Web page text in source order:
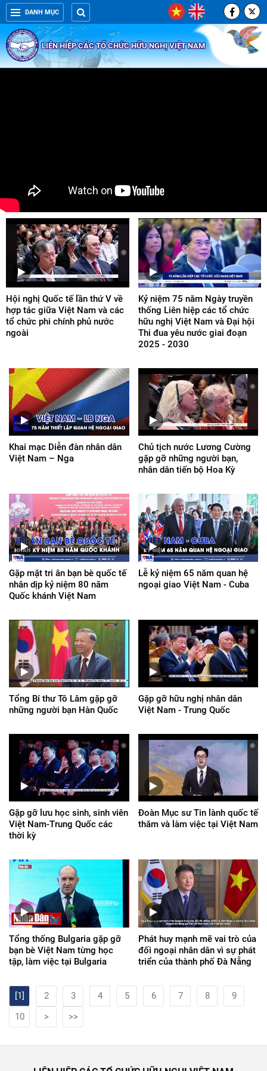
DANH MỤC
LIÊN HIỆP CÁC TỔ CHỨC HỮU NGHỊ VIỆT NAM
Hội nghị Quốc tế lần thứ V về
hợp tác giữa Việt Nam và các
tổ chức phi chính phủ nước
ngoài
Kỷ niệm 75 năm Ngày truyền
thống Liên hiệp các tổ chức
hữu nghị Việt Nam và Đại hội
Thi đua yêu nước giai đoạn
2025 - 2030
Khai mạc Diễn đàn nhân dân
Việt Nam – Nga
Chủ tịch nước Lương Cường
gặp gỡ những người bạn,
nhân dân tiến bộ Hoa Kỳ
Gặp mặt tri ân bạn bè quốc tế
nhân dịp kỷ niệm 80 năm
Quốc khánh Việt Nam
Lễ kỷ niệm 65 năm quan hệ
ngoại giao Việt Nam - Cuba
Tổng Bí thư Tô Lâm gặp gỡ
những người bạn Hàn Quốc
Gặp gỡ hữu nghị nhân dân
Việt Nam - Trung Quốc
Gặp gỡ lưu học sinh, sinh viên
Việt Nam-Trung Quốc các
thời kỳ
Đoàn Mục sư Tin lành quốc tế
thăm và làm việc tại Việt Nam
Tổng thống Bulgaria gặp gỡ
bạn bè Việt Nam từng học
tập, làm việc tại Bulgaria
Phát huy mạnh mẽ vai trò của
đối ngoại nhân dân vì sự phát
triển của thành phố Đà Nẵng
[1] 2 3 4 5 6 7 8
9
10
> >>